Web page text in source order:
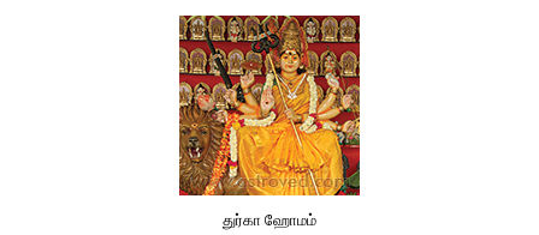
துர்கா ஹோமம்